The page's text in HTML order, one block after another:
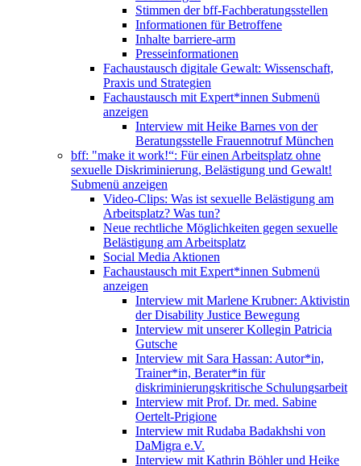
Stimmen der bff-Fachberatungsstellen
Informationen für Betroffene
Inhalte barriere-arm
Presseinformationen
Fachaustausch digitale Gewalt: Wissenschaft,
Praxis und Strategien
Fachaustausch mit Expert*innen Submenü
anzeigen
Interview mit Heike Barnes von der
Beratungsstelle Frauennotruf München
bff: "make it work!“: Für einen Arbeitsplatz ohne
sexuelle Diskriminierung, Belästigung und Gewalt!
Submenü anzeigen
Video-Clips: Was ist sexuelle Belästigung am
Arbeitsplatz? Was tun?
Neue rechtliche Möglichkeiten gegen sexuelle
Belästigung am Arbeitsplatz
Social Media Aktionen
Fachaustausch mit Expert*innen Submenü
anzeigen
Interview mit Marlene Krubner: Aktivistin
der Disability Justice Bewegung
Interview mit unserer Kollegin Patricia
Gutsche
Interview mit Sara Hassan: Autor*in,
Trainer*in, Berater*in für
diskriminierungskritische Schulungsarbeit
Interview mit Prof. Dr. med. Sabine
Oertelt-Prigione
Interview mit Rudaba Badakhshi von
DaMigra e.V.
Interview mit Kathrin Böhler und Heike